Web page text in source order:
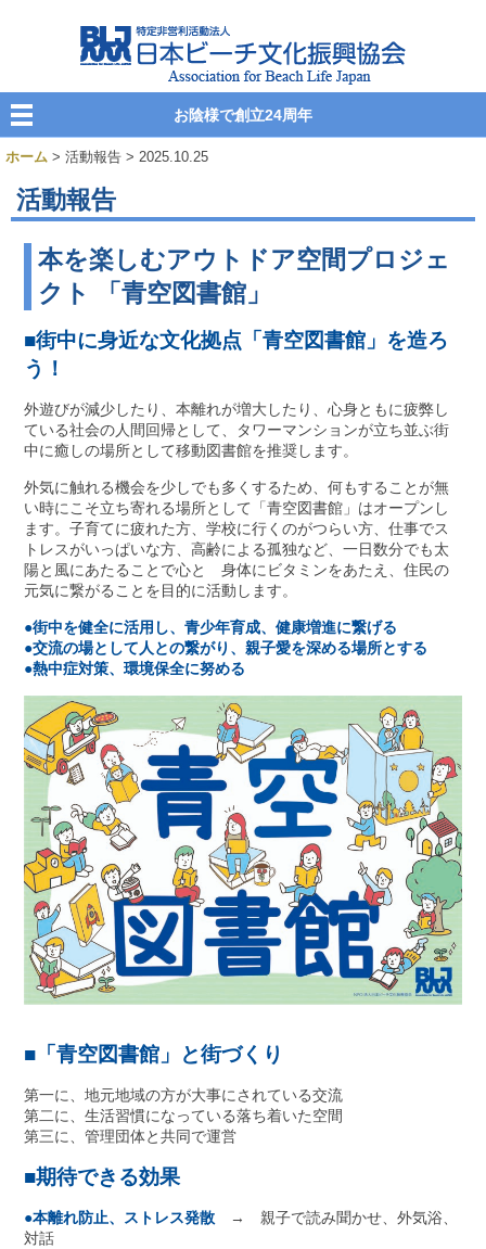
お陰様で創立24周年
ホーム > 活動報告 > 2025.10.25
活動報告
本を楽しむアウトドア空間プロジェ
クト 「青空図書館」
■街中に身近な文化拠点「青空図書館」を造ろ
う！
外遊びが減少したり、本離れが増大したり、心身ともに疲弊し
ている社会の人間回帰として、タワーマンションが立ち並ぶ街
中に癒しの場所として移動図書館を推奨します。
外気に触れる機会を少しでも多くするため、何もすることが無
い時にこそ立ち寄れる場所として「青空図書館」はオープンし
ます。子育てに疲れた方、学校に行くのがつらい方、仕事でス
トレスがいっぱいな方、高齢による孤独など、一日数分でも太
陽と風にあたることで心と 身体にビタミンをあたえ、住民の
元気に繋がることを目的に活動します。
●街中を健全に活用し、青少年育成、健康増進に繋げる
●交流の場として人との繋がり、親子愛を深める場所とする
●熱中症対策、環境保全に努める
■「青空図書館」と街づくり
第一に、地元地域の方が大事にされている交流
第二に、生活習慣になっている落ち着いた空間
第三に、管理団体と共同で運営
■期待できる効果
●本離れ防止、ストレス発散 → 親子で読み聞かせ、外気浴、
対話